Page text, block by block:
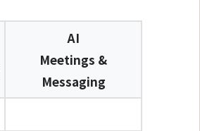
AI
Meetings &
Messaging